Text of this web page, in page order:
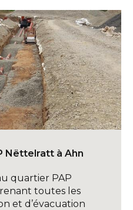
Nëttelratt à Ahn
quartier PAP
toutes les
et d’évacuation